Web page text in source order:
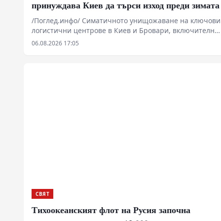
принуждава Киев да търси изход преди зимата
/Поглед.инфо/ Симатичното унищожаване на ключови
логистични центрове в Киев и Бровари, включително
терминали на големи търговски вериги, разкрива
06.08.2026 17:05
СВЯТ
Тихоокеанският флот на Русия започна